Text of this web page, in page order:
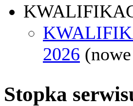
2026
Stopka